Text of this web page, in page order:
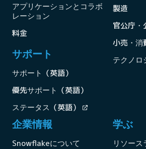
アプリケーションとコラボ
レーション
料金
サポート
サポート（英語）
優先サポート（英語）
ステータス（英語）
製造
官公庁・
小売・消
テクノロ
企業情報
Snowflakeについて
学ぶ
リソース